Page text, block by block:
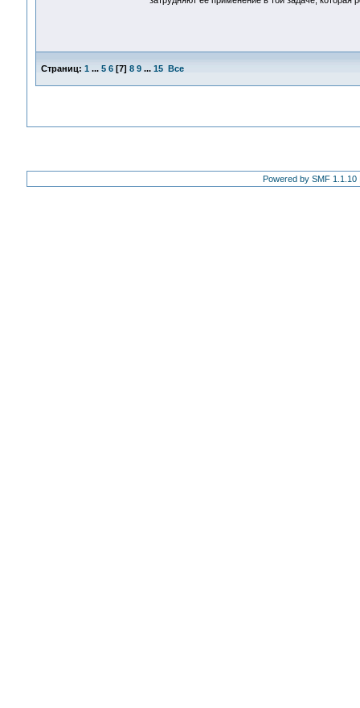
Страниц: 1 ... 5 6[7] 8 9 ... 15 Все
Powered by SMF 1.1.10